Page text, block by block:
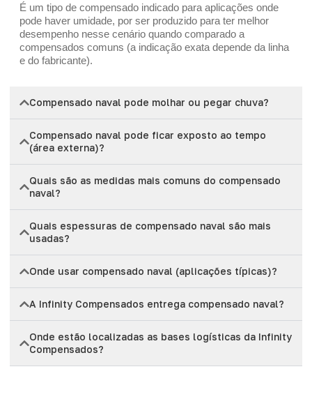
É um tipo de compensado indicado para aplicações onde
pode haver umidade, por ser produzido para ter melhor
desempenho nesse cenário quando comparado a
compensados comuns (a indicação exata depende da linha
e do fabricante).
Compensado naval pode molhar ou pegar chuva?
Compensado naval pode ficar exposto ao tempo
(área externa)?
Quais são as medidas mais comuns do compensado
naval?
Quais espessuras de compensado naval são mais
usadas?
Onde usar compensado naval (aplicações típicas)?
A Infinity Compensados entrega compensado naval?
Onde estão localizadas as bases logísticas da Infinity
Compensados?